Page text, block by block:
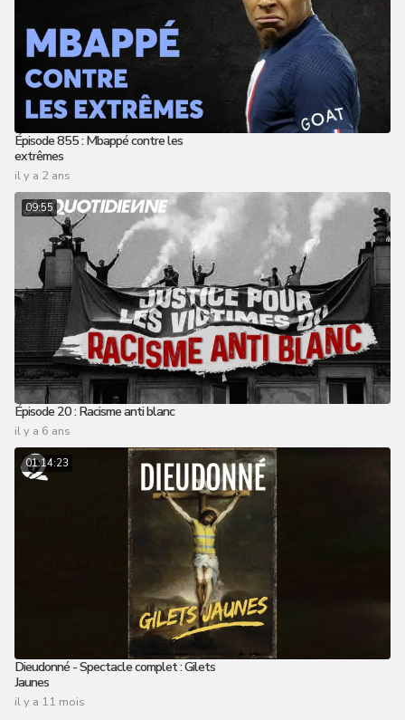
Épisode 855 : Mbappé contre les
extrêmes
il y a 2 ans
09:55
Épisode 20 : Racisme anti blanc
il y a 6 ans
01:14:23
Dieudonné - Spectacle complet : Gilets
Jaunes
il y a 11 mois